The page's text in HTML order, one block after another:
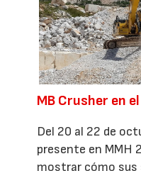
MB Crusher en
Del 20 al 22 de
presente en MMH
mostrar cómo sus